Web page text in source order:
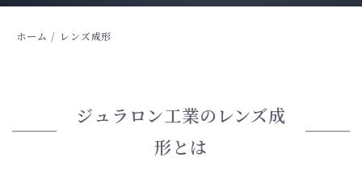
ホーム / レンズ成形
ジュラロン工業のレンズ成
形とは